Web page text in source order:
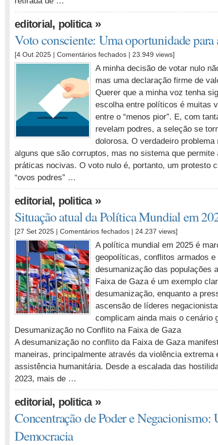
editorial, politica»
Voto consciente: Uma oportunidade para
[4 Out 2025 | Comentários fechados em
consciente:
Uma
oportunidade
mudança
| 23.949 views]
A minha decisão de votar nulo
mas uma declaração firme de
Querer que a minha voz tenha
escolha entre políticos é muitas
entre o “menos pior”. E, com
revelam podres, a seleção se
dolorosa. O verdadeiro problema
alguns que são corruptos, mas no sistema que permite
práticas nocivas. O voto nulo é, portanto, um protesto
“ovos podres” …
editorial, politica»
Situação atual da Política Mundial em
[27 Set 2025 | Comentários fechados em
atual
da
Política
Mundial
2025
| 24.237 views]
A política mundial em 2025 é
geopolíticas, conflitos armados
desumanização das populações
Faixa de Gaza é um exemplo
desumanização, enquanto a
ascensão de líderes
complicam ainda mais o cenário
Desumanização no Conflito na Faixa de Gaza
A desumanização no conflito da Faixa de Gaza
maneiras, principalmente através da violência extrema
assistência humanitária. Desde a escalada das
2023, mais de …
editorial, politica»
Concentração de Poder e Negacionismo:
Democracia